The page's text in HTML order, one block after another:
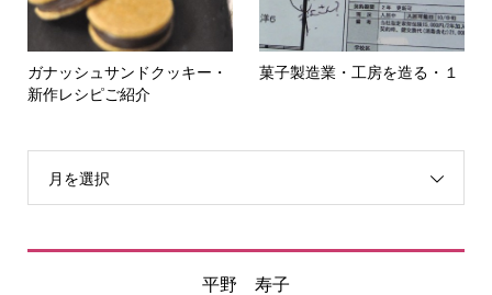
ガナッシュサンドクッキー・
新作レシピご紹介
菓子製造業・工房を造る・１
月を選択
平野 寿子